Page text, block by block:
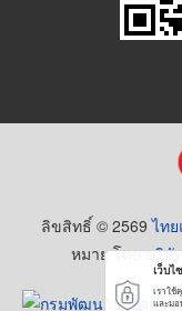
ลิขสิทธิ์ © 2569ไท
หมาย โดยบริษั
เว็บ
เราใช้
และม